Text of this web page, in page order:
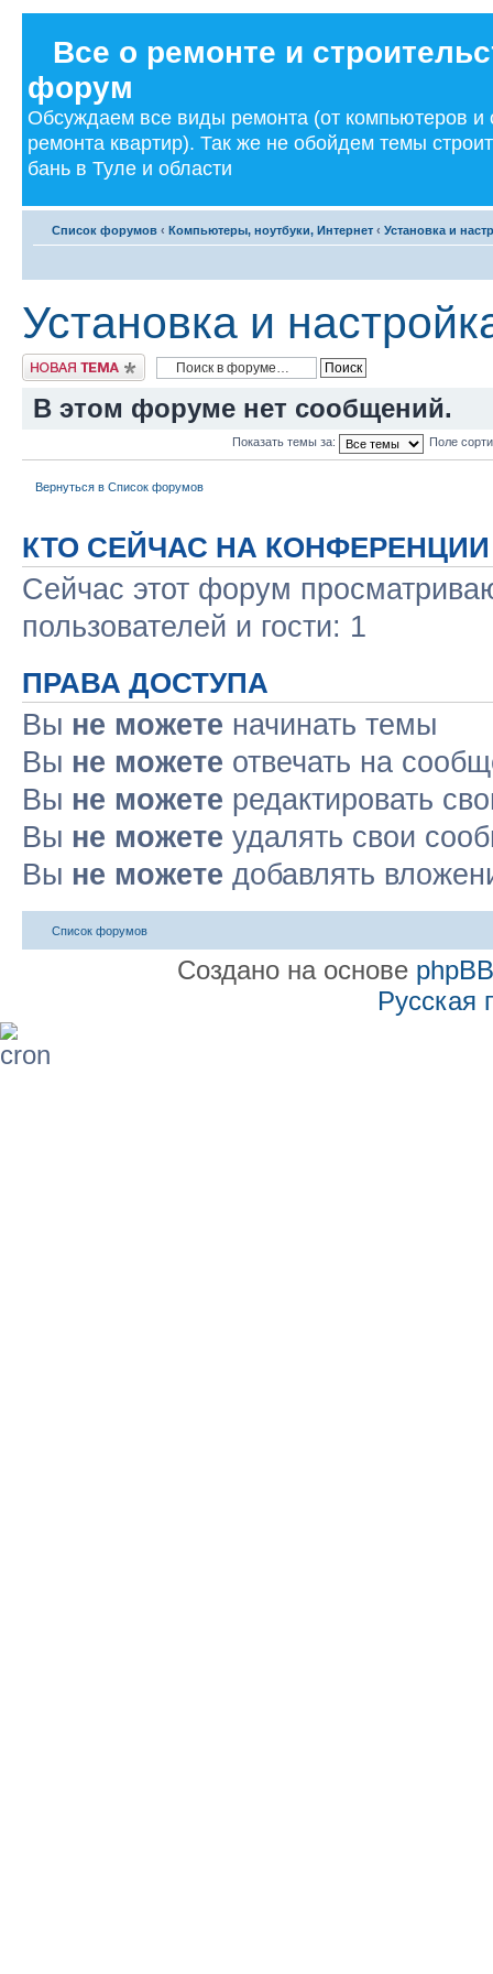
Все о ремонте и
форум
Обсуждаем все виды ремонта (от компьютеров
ремонта квартир). Так же не обойдем темы
бань в Туле и области
Список форумов ‹ Компьютеры, ноутбуки, Интернет ‹ Установка и
Установка и
Новая тема
В этом форуме нет сообщений.
Показать темы за: Поле
Вернуться в Список форумов
КТО СЕЙЧАС НА КОНФЕРЕНЦИИ
Сейчас этот форум
пользователей и гости: 1
ПРАВА ДОСТУПА
Вы не можете начинать темы
Вы не можете отвечать на
Вы не можете редактировать
Вы не можете удалять свои
Вы не можете добавлять
Список форумов
Создано на основе phpBB
Русская